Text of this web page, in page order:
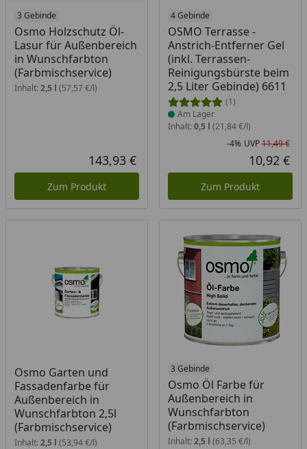
3 Gebinde
Osmo Holzschutz Öl-
Lasur für Außenbereich
in Wunschfarbton
(Farbmischservice)
Inhalt: 2,5 l (57,57 €/l)
Aktueller Preis
143,93 €
Zum Produkt
4 Gebinde
OSMO Terrasse -
Anstrich-Entferner Gel
(inkl. Terrassen-
Reinigungsbürste beim
2,5 Liter Gebinde) 6611
(1)
Produkt am Lager
Am Lager
Inhalt: 0,5 l (21,84 €/l)
-4% UVP11,49 €
10,92 €
Zum Produkt
Osmo Garten und
Fassadenfarbe für
Außenbereich in
Wunschfarbton 2,5l
(Farbmischservice)
Inhalt: 2,5 l (53,94 €/l)
3 Gebinde
Osmo Öl Farbe für
Außenbereich in
Wunschfarbton
(Farbmischservice)
Inhalt: 2,5 l (63,35 €/l)